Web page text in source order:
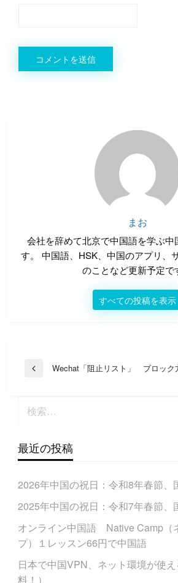
まお
会社を辞めて北京で中国語を学ぶ
す。 中国語、HSK、中国のアプリ、
のことなど更新予定で
すべての投稿を表示
投
ビ
ー
ョ
ン
稿
Wechat「阻止リスト」 ブロック
最近の投稿
2026年中国の祝日：令和8年春節、
2025年中国の祝日：令和7年春節、
オンライン中国語 Native Camp（
プ）１レッスン66円で中国語
日本で中国VPN、ネット環境が使
料！）